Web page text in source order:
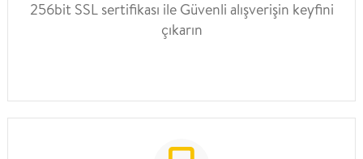
256bit SSL sertifikası ile Güvenli alışverişin keyfini
çıkarın